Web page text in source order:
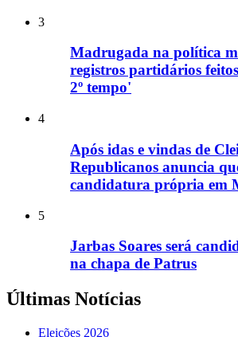
3
Madrugada na política
registros partidários
2º tempo'
4
Após idas e vindas de
Republicanos anuncia
candidatura própria em
5
Jarbas Soares será
na chapa de Patrus
Últimas Notícias
Eleições 2026